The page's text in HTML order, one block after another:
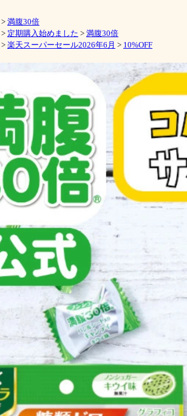
> 満腹30倍
> 定期購入始めました > 満腹30倍
> 楽天スーパーセール2026年6月 > 10%OFF